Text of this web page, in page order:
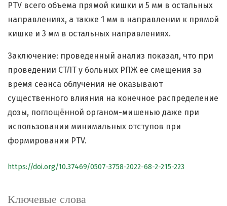
Ключевые слова
PTV всего объема прямой кишки и 5 мм в остальных
направлениях, а также 1 мм в направлении к прямой
кишке и 3 мм в остальных направлениях.
Заключение: проведенный анализ показал, что при
проведении СТЛТ у больных РПЖ ее смещения за
время сеанса облучения не оказывают
существенного влияния на конечное распределение
дозы, поглощённой органом-мишенью даже при
использовании минимальных отступов при
формировании PTV.
https://doi.org/10.37469/0507-3758-2022-68-2-215-223